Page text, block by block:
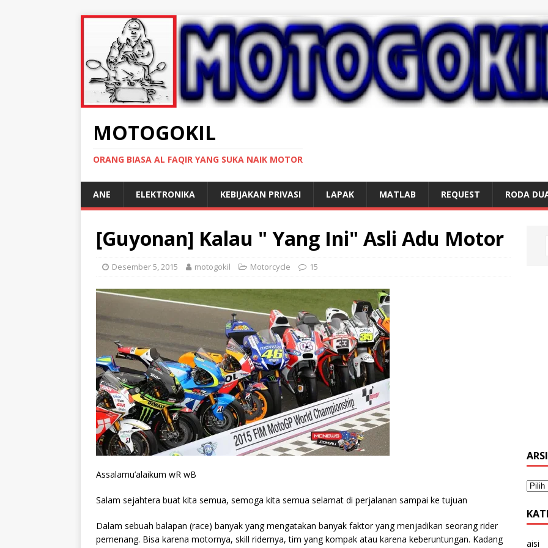
MOTOGOKIL
ORANG BIASA AL FAQIR YANG SUKA NAIK MOTOR
ANE ELEKTRONIKA KEBIJAKAN PRIVASI LAPAK MATLAB REQUEST RODA
[Guyonan] Kalau " Yang Ini" Asli Adu Motor
Desember 5, 2015 motogokil Motorcycle 15
Assalamu’alaikum wR wB
Salam sejahtera buat kita semua, semoga kita semua selamat di perjalanan sampai ke tujuan
Dalam sebuah balapan (race) banyak yang mengatakan banyak faktor yang menjadikan seorang rider
pemenang. Bisa karena motornya, skill ridernya, tim yang kompak atau karena keberuntungan. Kadang
aisi